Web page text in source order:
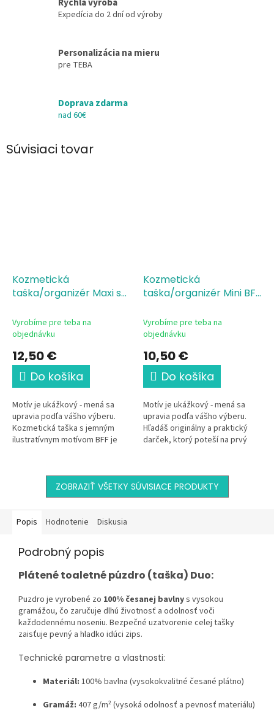
Expedícia do 2 dní od výroby
Personalizácia na mieru
pre TEBA
Doprava zdarma
nad 60€
Súvisiaci tovar
Kozmetická
taška/organizér Maxi s
Vyrobíme pre teba na
objednávku
12,50 €
Do košíka
Motív je ukážkový - mená sa
upravia podľa vášho výberu.
Kozmetická taška s jemným
ilustratívnym motívom BFF je
Personalizácia...
Kozmetická
taška/organizér Mini BFF
Vyrobíme pre teba na
objednávku
10,50 €
Do košíka
Motív je ukážkový - mená sa
upravia podľa vášho výberu.
Hľadáš originálny a praktický
darček, ktorý poteší na prvý
ZOBRAZIŤ VŠETKY SÚVISIACE PRODUKTY
Popis Hodnotenie Diskusia
Podrobný popis
Plátené toaletné púzdro (taška) Duo:
Puzdro je vyrobené zo 100% česanej bavlnys vysokou
gramážou, čo zaručuje dlhú životnosť a odolnosť voči
každodennému noseniu. Bezpečné uzatvorenie celej tašky
zaisťuje pevný a hladko idúci zips.
Technické parametre a vlastnosti:
Materiál: 100% bavlna (vysokokvalitné česané plátno)
Gramáž: 407 g/m² (vysoká odolnosť a pevnosť materiálu)